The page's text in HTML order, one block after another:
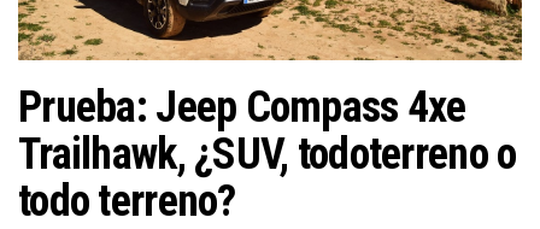
c
Prueba: Jeep Compass 4xe
Trailhawk, ¿SUV, todoterreno o
todo terreno?